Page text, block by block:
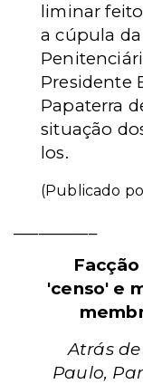
liminar
a cúpula
Presidente
Papaterra
situação
los.
(Publicado
'censo' e
Atrás de
Paulo,